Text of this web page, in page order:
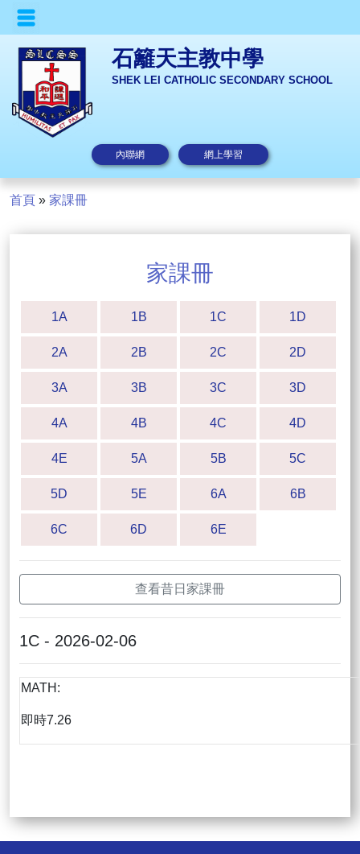
石籬天主教中學
SHEK LEI CATHOLIC SECONDARY SCHOOL
內聯網 網上學習
首頁 » 家課冊
家課冊
1A 1B 1C 1D
2A 2B 2C 2D
3A 3B 3C 3D
4A 4B 4C 4D
4E 5A 5B 5C
5D 5E 6A 6B
6C 6D 6E
查看昔日家課冊
1C - 2026-02-06
MATH:
即時7.26